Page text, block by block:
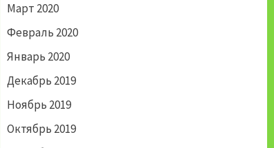
Март 2020
Февраль 2020
Январь 2020
Декабрь 2019
Ноябрь 2019
Октябрь 2019